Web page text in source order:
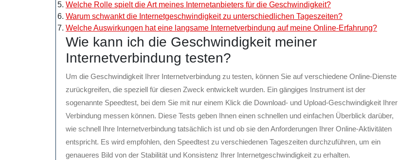
Welche Rolle spielt die Art meines Internetanbieters für die Geschwindigkeit?
Warum schwankt die Internetgeschwindigkeit zu unterschiedlichen Tageszeiten?
Welche Auswirkungen hat eine langsame Internetverbindung auf meine Online-Erfahrung?
Wie kann ich die Geschwindigkeit meiner
Internetverbindung testen?
Um die Geschwindigkeit Ihrer Internetverbindung zu testen, können Sie auf verschiedene Online-Dienste
zurückgreifen, die speziell für diesen Zweck entwickelt wurden. Ein gängiges Instrument ist der
sogenannte Speedtest, bei dem Sie mit nur einem Klick die Download- und Upload-Geschwindigkeit Ihrer
Verbindung messen können. Diese Tests geben Ihnen einen schnellen und einfachen Überblick darüber,
wie schnell Ihre Internetverbindung tatsächlich ist und ob sie den Anforderungen Ihrer Online-Aktivitäten
entspricht. Es wird empfohlen, den Speedtest zu verschiedenen Tageszeiten durchzuführen, um ein
genaueres Bild von der Stabilität und Konsistenz Ihrer Internetgeschwindigkeit zu erhalten.